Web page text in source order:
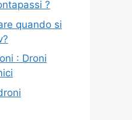
?
quando si
: Droni